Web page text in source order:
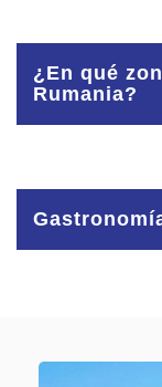
¿En qué
Rumania?
Sarmale, Se